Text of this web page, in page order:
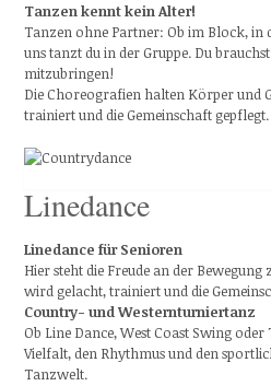
Tanzen kennt kein Alter!
Tanzen ohne Partner: Ob im Block, in
uns tanzt du in der Gruppe. Du
mitzubringen!
Die Choreografien halten Körper und
trainiert und die Gemeinschaft gepflegt.
Linedance
Linedance für Senioren
Hier steht die Freude an der
wird gelacht, trainiert und die
Country- und Westernturniertanz
Ob Line Dance, West Coast Swing oder
Vielfalt, den Rhythmus und den
Tanzwelt.